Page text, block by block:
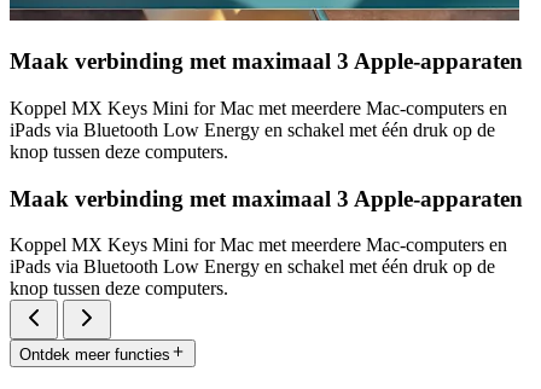
Maak verbinding met maximaal 3 Apple-apparaten
Koppel MX Keys Mini for Mac met meerdere Mac-computers en
iPads via Bluetooth Low Energy en schakel met één druk op de
knop tussen deze computers.
Maak verbinding met maximaal 3 Apple-apparaten
Koppel MX Keys Mini for Mac met meerdere Mac-computers en
iPads via Bluetooth Low Energy en schakel met één druk op de
knop tussen deze computers.
Ontdek meer functies